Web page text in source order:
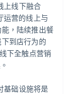
上线下融合
运营的线上与
，陆续推出餐
到店行为的
下全触点营销
基础设施将是